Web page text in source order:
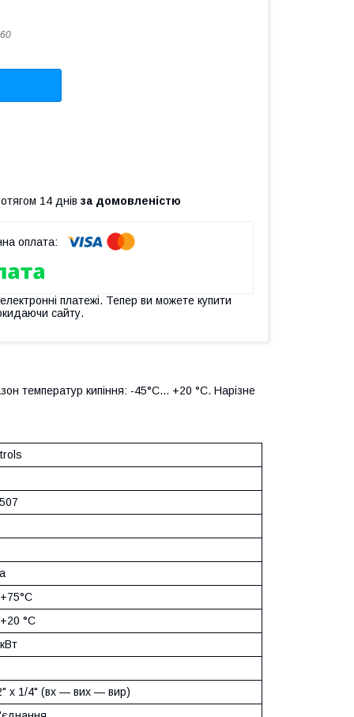
14 днів за домовленістю
платежі. Тепер ви можете купити
сайту.
температур кипіння: -45°С... +20 °C. Нарізне
°C
х 1/4" (вх — вих — вир)